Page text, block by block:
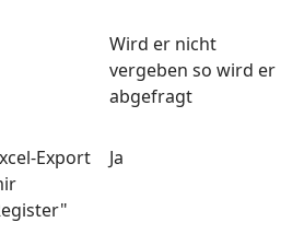
Wird er nicht
vergeben so wird er
abgefragt
Export
Ja